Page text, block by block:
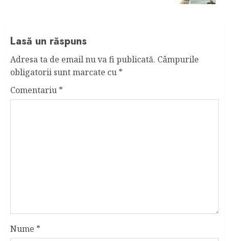
Lasă un răspuns
Adresa ta de email nu va fi publicată. Câmpurile
obligatorii sunt marcate cu *
Comentariu *
Nume *